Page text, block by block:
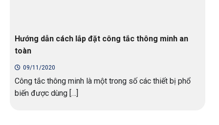
Hướng dẫn cách lắp đặt công tắc thông minh an
toàn
09/11/2020
Công tắc thông minh là một trong số các thiết bị phổ
biến được dùng […]